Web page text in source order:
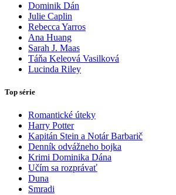
Dominik Dán
Julie Caplin
Rebecca Yarros
Ana Huang
Sarah J. Maas
Táňa Keleová Vasilková
Lucinda Riley
Top série
Romantické úteky
Harry Potter
Kapitán Stein a Notár Barbarič
Denník odvážneho bojka
Krimi Dominika Dána
Učím sa rozprávať
Duna
Smradi